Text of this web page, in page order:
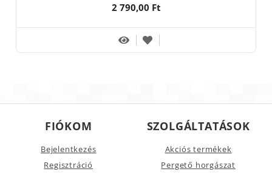
2 790,00 Ft
FIÓKOM
Bejelentkezés
Regisztráció
SZOLGÁLTATÁSOK
Akciós termékek
Pergető horgászat